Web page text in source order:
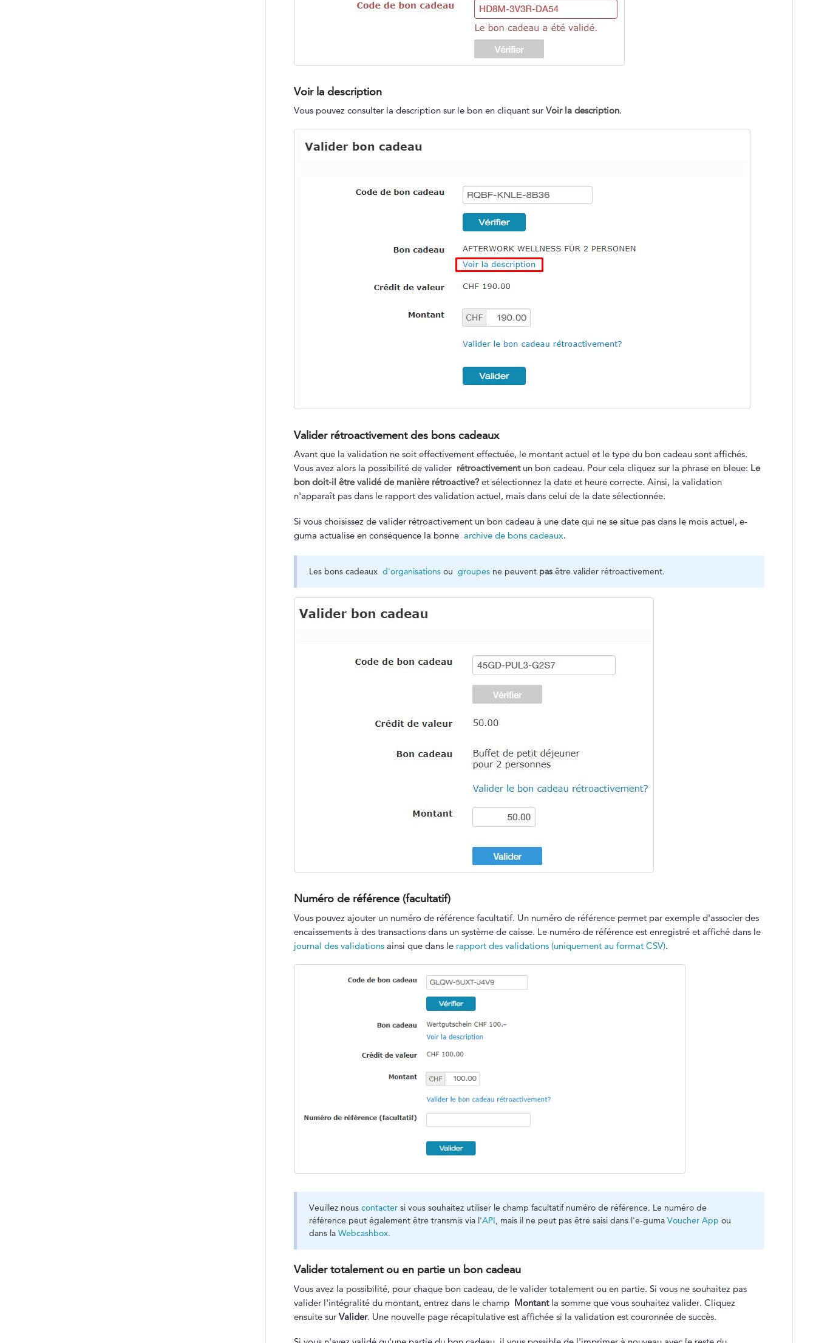
Voir la description
Vous pouvez consulter la description sur le bon en cliquant sur Voir la description.
Valider rétroactivement des bons cadeaux
Avant que la validation ne soit effectivement effectuée, le montant actuel et le type du bon cadeau sont affichés.
Vous avez alors la possibilité de valider rétroactivementun bon cadeau. Pour cela cliquez sur la phrase en bleue: Le
bon doit-il être validé de manière rétroactive?et sélectionnez la date et heure correcte. Ainsi, la validation
n'apparaît pas dans le rapport des validation actuel, mais dans celui de la date sélectionnée.
Si vous choisissez de valider rétroactivement un bon cadeau à une date qui ne se situe pas dans le mois actuel, e-
guma actualise en conséquence la bonne archive de bons cadeaux.
Les bons cadeaux d'organisationsou groupesne peuvent pasêtre valider rétroactivement.
Numéro de référence (facultatif)
Vous pouvez ajouter un numéro de référence facultatif. Un numéro de référence permet par exemple d'associer des
encaissements à des transactions dans un système de caisse. Le numéro de référence est enregistré et affiché dans le
journal des validationsainsi que dans le rapport des validations (uniquement au format CSV).
Veuillez nous contactersi vous souhaitez utiliser le champ facultatif numéro de référence. Le numéro de
référence peut également être transmis via l'API, mais il ne peut pas être saisi dans l'e-guma Voucher App ou
dans la Webcashbox.
Valider totalement ou en partie un bon cadeau
Vous avez la possibilité, pour chaque bon cadeau, de le valider totalement ou en partie. Si vous ne souhaitez pas
valider l'intégralité du montant, entrez dans le champ Montantla somme que vous souhaitez valider. Cliquez
ensuite sur Valider. Une nouvelle page récapitulative est affichée si la validation est couronnée de succès.